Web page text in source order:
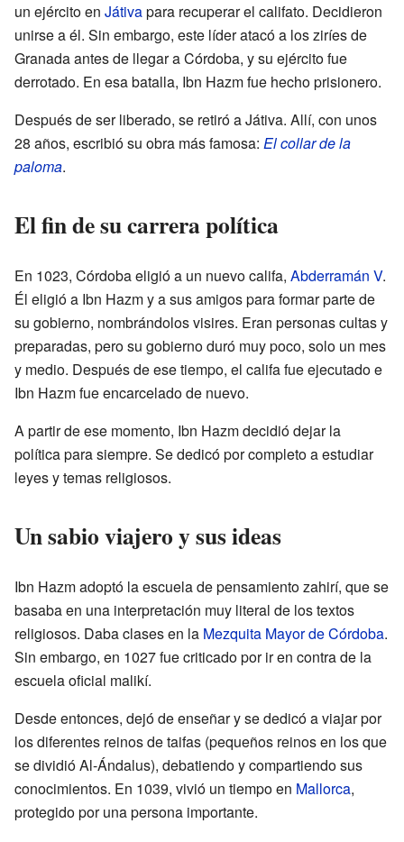
un ejército en Játivapara recuperar el califato. Decidieron
unirse a él. Sin embargo, este líder atacó a los ziríes de
Granada antes de llegar a Córdoba, y su ejército fue
derrotado. En esa batalla, Ibn Hazm fue hecho prisionero.
Después de ser liberado, se retiró a Játiva. Allí, con unos
28 años, escribió su obra más famosa: El collar de la
paloma.
El fin de su carrera política
En 1023, Córdoba eligió a un nuevo califa, Abderramán V.
Él eligió a Ibn Hazm y a sus amigos para formar parte de
su gobierno, nombrándolos visires. Eran personas cultas y
preparadas, pero su gobierno duró muy poco, solo un mes
y medio. Después de ese tiempo, el califa fue ejecutado e
Ibn Hazm fue encarcelado de nuevo.
A partir de ese momento, Ibn Hazm decidió dejar la
política para siempre. Se dedicó por completo a estudiar
leyes y temas religiosos.
Un sabio viajero y sus ideas
Ibn Hazm adoptó la escuela de pensamiento zahirí, que se
basaba en una interpretación muy literal de los textos
religiosos. Daba clases en la Mezquita Mayor de Córdoba.
Sin embargo, en 1027 fue criticado por ir en contra de la
escuela oficial malikí.
Desde entonces, dejó de enseñar y se dedicó a viajar por
los diferentes reinos de taifas (pequeños reinos en los que
se dividió Al-Ándalus), debatiendo y compartiendo sus
conocimientos. En 1039, vivió un tiempo en Mallorca,
protegido por una persona importante.